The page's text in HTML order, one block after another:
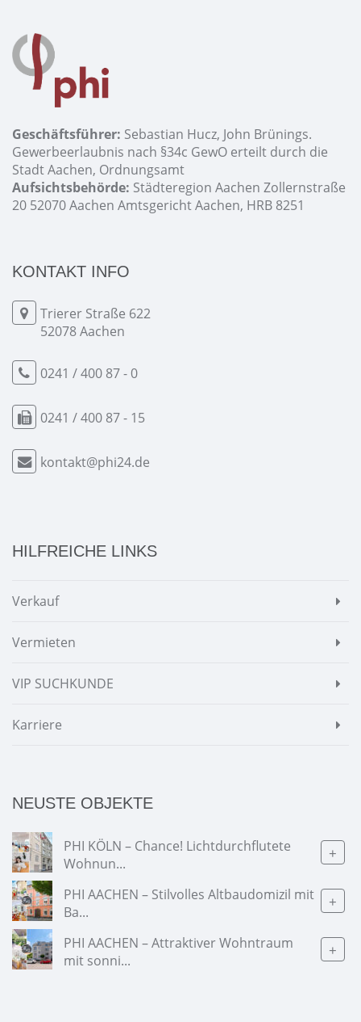
Geschäftsführer: Sebastian Hucz, John Brünings.
Gewerbeerlaubnis nach §34c GewO erteilt durch die
Stadt Aachen, Ordnungsamt
Aufsichtsbehörde: Städteregion Aachen Zollernstraße
20 52070 Aachen Amtsgericht Aachen, HRB 8251
KONTAKT INFO
Trierer Straße 622
52078 Aachen
0241 / 400 87 - 0
0241 / 400 87 - 15
kontakt@phi24.de
HILFREICHE LINKS
Verkauf
Vermieten
VIP SUCHKUNDE
Karriere
NEUSTE OBJEKTE
PHI KÖLN – Chance! Lichtdurchflutete
Wohnun...
+
PHI AACHEN – Stilvolles Altbaudomizil mit
Ba...
+
PHI AACHEN – Attraktiver Wohntraum
mit sonni...
+